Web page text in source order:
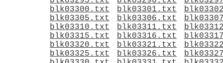
blk03300.txt
blk03301.txt
blk03305.txt
blk03306.txt
blk03310.txt
blk03311.txt
blk03315.txt
blk03316.txt
blk03320.txt
blk03321.txt
blk03325.txt
blk03326.txt